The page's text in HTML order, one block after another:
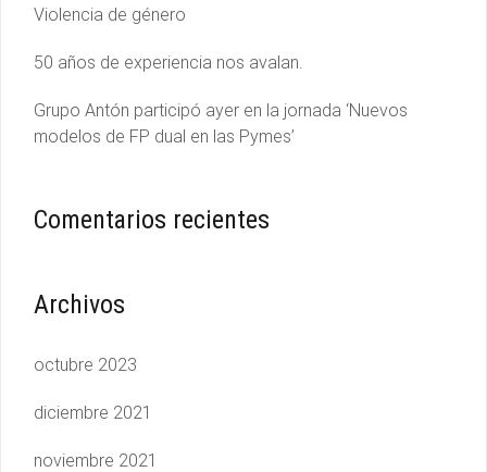
Violencia de género
50 años de experiencia nos avalan.
Grupo Antón participó ayer en la jornada ‘Nuevos
modelos de FP dual en las Pymes’
Comentarios recientes
Archivos
octubre 2023
diciembre 2021
noviembre 2021